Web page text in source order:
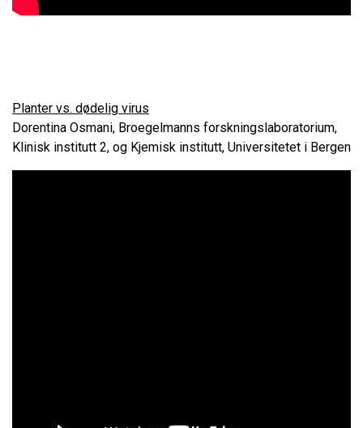
Planter vs. dødelig virus
Dorentina Osmani, Broegelmanns forskningslaboratorium,
Klinisk institutt 2, og Kjemisk institutt, Universitetet i Bergen